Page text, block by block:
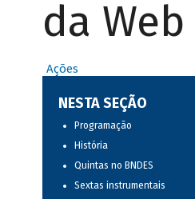
da Web
Ações
NESTA SEÇÃO
Programação
História
Quintas no BNDES
Sextas instrumentais